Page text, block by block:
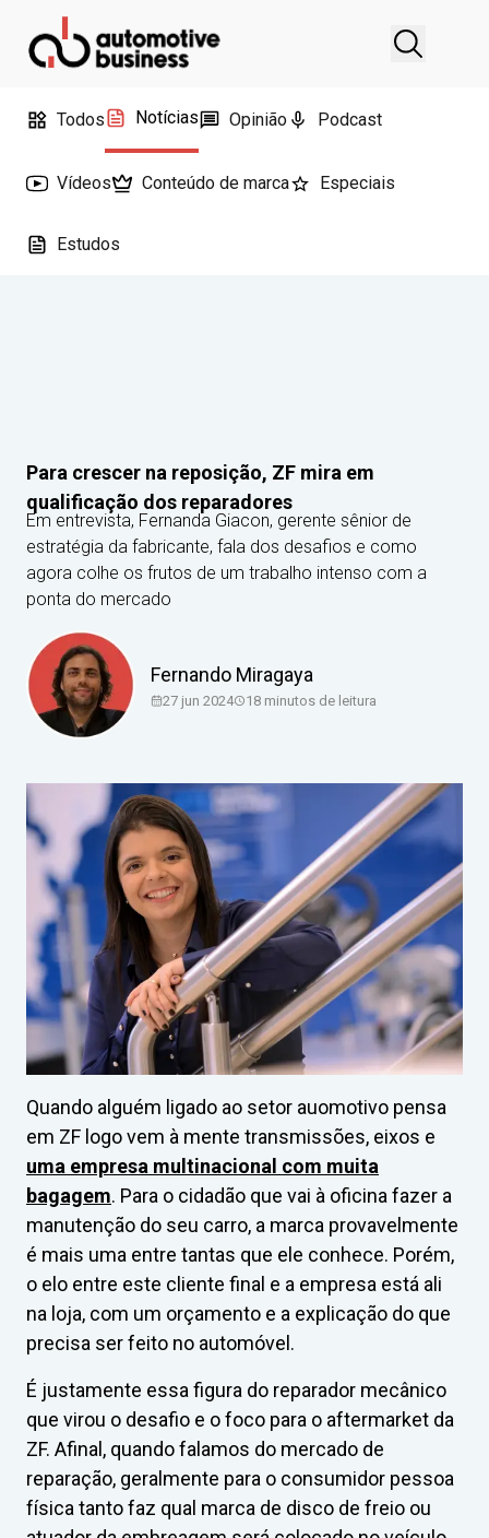
Todos Notícias Opinião Podcast
Vídeos Conteúdo de marca Especiais
Estudos
Para crescer na reposição, ZF mira em
qualificação dos reparadores
Em entrevista, Fernanda Giacon, gerente sênior de
estratégia da fabricante, fala dos desafios e como
agora colhe os frutos de um trabalho intenso com a
ponta do mercado
Fernando Miragaya
27 jun 2024 18 minutos de leitura
Quando alguém ligado ao setor auomotivo pensa
em ZF logo vem à mente transmissões, eixos e
uma empresa multinacional com muita
bagagem. Para o cidadão que vai à oficina fazer a
manutenção do seu carro, a marca provavelmente
é mais uma entre tantas que ele conhece. Porém,
o elo entre este cliente final e a empresa está ali
na loja, com um orçamento e a explicação do que
precisa ser feito no automóvel.
É justamente essa figura do reparador mecânico
que virou o desafio e o foco para o aftermarket da
ZF. Afinal, quando falamos do mercado de
reparação, geralmente para o consumidor pessoa
física tanto faz qual marca de disco de freio ou